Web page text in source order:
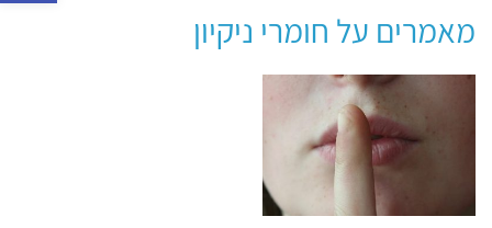
מאמרים על חומרי ניקיון